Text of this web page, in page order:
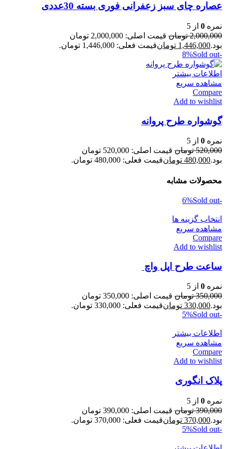
عصاره چای سبز زعفرانی فوری بسته 30عددی
نمره 0 از 5
2,000,000 تومان
قیمت اصلی: 2,000,000 تومان
بود.1,446,000 تومانقیمت فعلی: 1,446,000 تومان.
-8%
Sold out
اطلاعات بیشتر
مشاهده سریع
Compare
Add to wishlist
گوشواره طرح پروانه
نمره 0 از 5
520,000 تومان
قیمت اصلی: 520,000 تومان
بود.480,000 تومانقیمت فعلی: 480,000 تومان.
محصولات مشابه
-6%
Sold out
انتخاب گزینه ها
مشاهده سریع
Compare
Add to wishlist
ساعت طرح اپل واچ
نمره 0 از 5
350,000 تومان
قیمت اصلی: 350,000 تومان
بود.330,000 تومانقیمت فعلی: 330,000 تومان.
-5%
Sold out
اطلاعات بیشتر
مشاهده سریع
Compare
Add to wishlist
پلاک انگوری
نمره 0 از 5
390,000 تومان
قیمت اصلی: 390,000 تومان
بود.370,000 تومانقیمت فعلی: 370,000 تومان.
-5%
Sold out